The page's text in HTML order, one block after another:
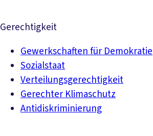
Gerechtigkeit
Gewerkschaften für Demokratie
Sozialstaat
Verteilungsgerechtigkeit
Gerechter Klimaschutz
Antidiskriminierung